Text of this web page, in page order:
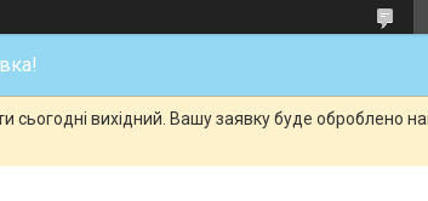
сьогодні вихідний. Вашу заявку буде оброблено